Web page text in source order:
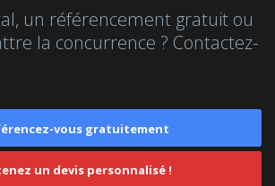
un référencement gratuit ou
la concurrence ? Contactez-
vous gratuitement
un devis personnalisé !